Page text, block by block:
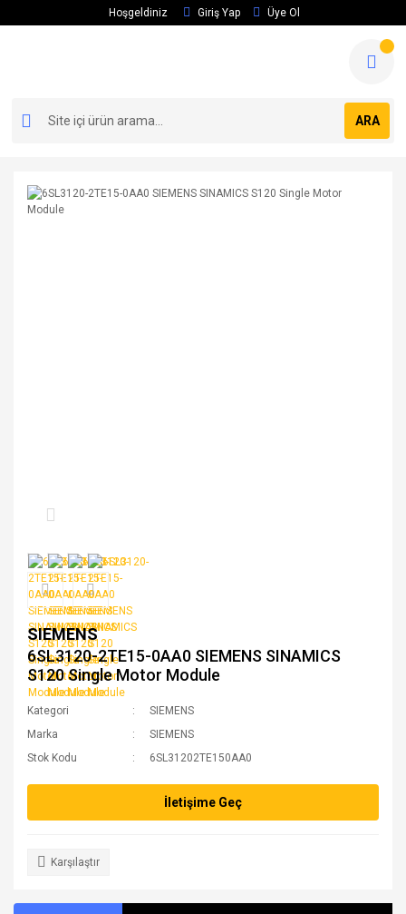
Hoşgeldiniz Giriş Yap Üye Ol
ARA
SIEMENS
6SL3120-2TE15-0AA0 SIEMENS SINAMICS
S120 Single Motor Module
Kategori
SIEMENS
Marka
SIEMENS
Stok Kodu
6SL31202TE150AA0
İletişime Geç
Karşılaştır